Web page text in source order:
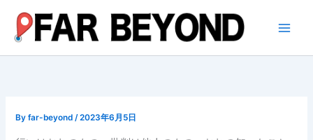
ス
Byfar-beyond/2023年6月5日